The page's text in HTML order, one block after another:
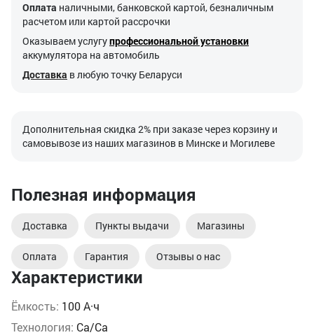
Характеристики
Ёмкость: 100 А·ч
Технология: Ca/Ca
Оплата наличными, банковской картой, безналичным
расчетом или картой рассрочки
Оказываем услугупрофессиональной установки
аккумулятора на автомобиль
Доставка в любую точку Беларуси
Дополнительная скидка 2% при заказе через корзину и
самовывозе из наших магазинов в Минске и Могилеве
Полезная информация
Доставка Пункты выдачи Магазины
Оплата Гарантия Отзывы о нас